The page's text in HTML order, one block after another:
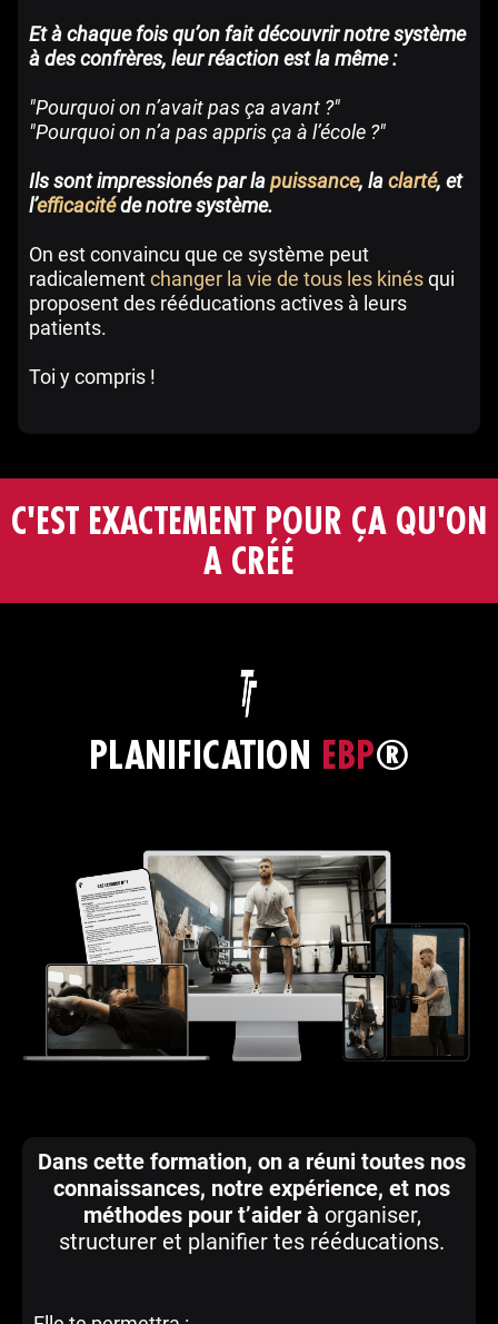
Et à chaque fois qu’on fait découvrir notre système
à des confrères, leur réaction est la même :
"Pourquoi on n’avait pas ça avant ?"
"Pourquoi on n’a pas appris ça à l’école ?"
Ils sont impressionés par lapuissance, laclarté, et
l’efficacitéde notre système.
On est convaincu que ce système peut
radicalementchanger la vie de tous les kinésqui
proposent des rééducations actives à leurs
patients.
Toi y compris !
C'EST EXACTEMENT POUR ÇA QU'ON
A CRÉÉ
PLANIFICATION EBP®
Dans cette formation, on a réuni toutes nos
connaissances, notre expérience, et nos
méthodes pour t’aider à organiser,
structurer et planifier tes rééducations.